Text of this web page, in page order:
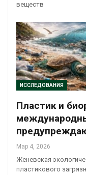
веществ
ИССЛЕДОВАНИЯ
Пластик и
Мар 4, 2026
Женевская
пластикового